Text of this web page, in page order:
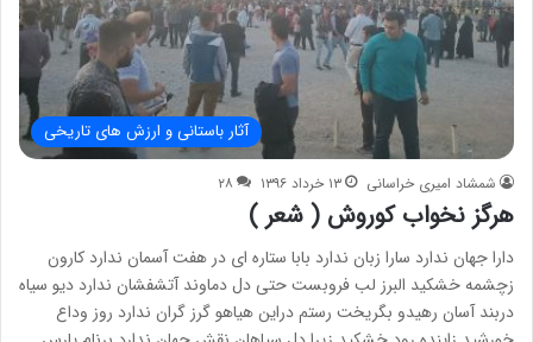
آثار باستانی و ارزش های تاریخی
شمشاد امیری خراسانی ۱۳ خرداد ۱۳۹۶ ۲۸
هرگز نخواب کوروش ( شعر )
دارا جهان ندارد سارا زبان ندارد بابا ستاره ای در هفت آسمان ندارد کارون
زچشمه خشکید البرز لب فروبست حتی دل دماوند آتشفشان ندارد دیو سیاه
دربند آسان رهیدو بگریخت رستم دراین هیاهو گرز گران ندارد روز وداع